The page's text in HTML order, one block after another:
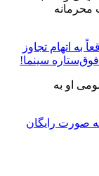
به اتهام تجاوز
سینما!
صورت رایگان